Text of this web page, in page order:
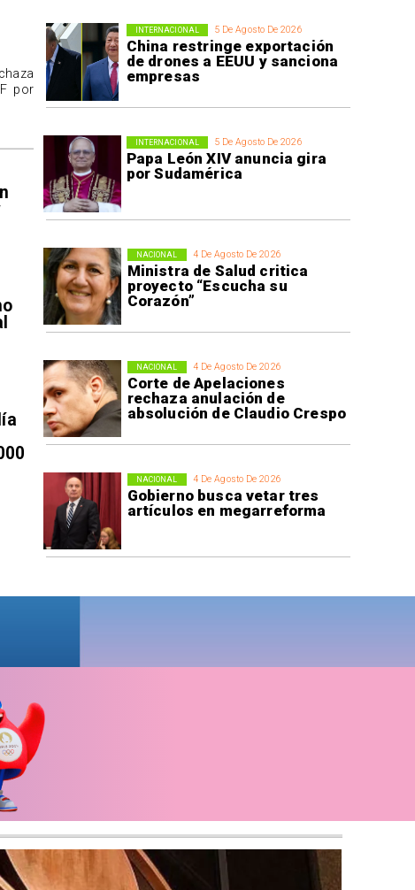
5 De Agosto De 2026
China restringe exportación
de drones a EEUU y sanciona
empresas
INTERNACIONAL
5 De Agosto De 2026
Papa León XIV anuncia gira
por Sudamérica
INTERNACIONAL
4 De Agosto De 2026
Ministra de Salud critica
proyecto “Escucha su
Corazón”
NACIONAL
4 De Agosto De 2026
Corte de Apelaciones
rechaza anulación de
absolución de Claudio Crespo
NACIONAL
4 De Agosto De 2026
Gobierno busca vetar tres
artículos en megarreforma
NACIONAL
por